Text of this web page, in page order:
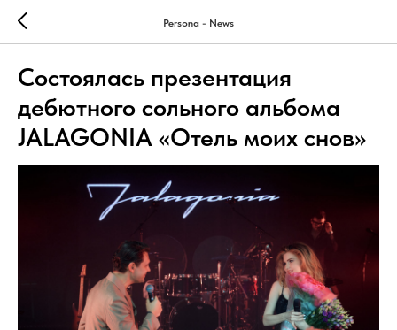
Persona - News
Состоялась презентация
дебютного сольного альбома
JALAGONIA «Отель моих снов»